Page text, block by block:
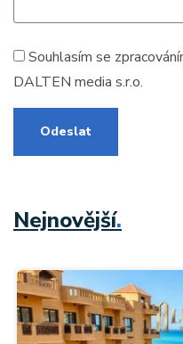
Souhlasím se
DALTEN media s.r.o.
Odeslat
Nejnovější.